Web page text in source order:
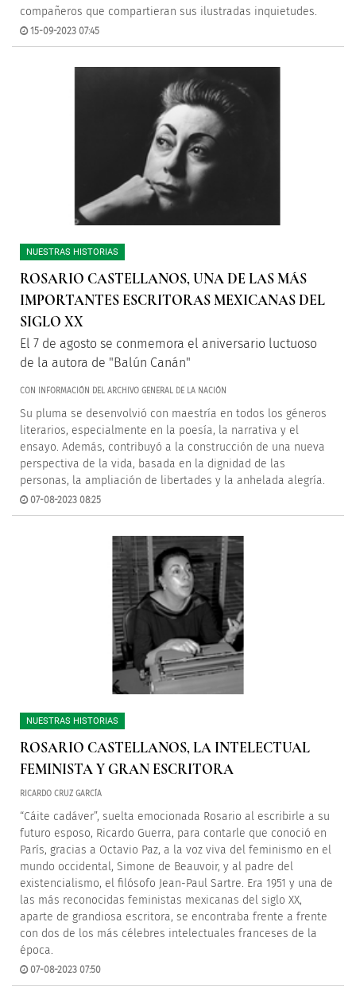
compañeros que compartieran sus ilustradas inquietudes.
15-09-2023 07:45
NUESTRAS HISTORIAS
ROSARIO CASTELLANOS, UNA DE LAS MÁS
IMPORTANTES ESCRITORAS MEXICANAS DEL
SIGLO XX
El 7 de agosto se conmemora el aniversario luctuoso
de la autora de "Balún Canán"
CON INFORMACIÓN DEL ARCHIVO GENERAL DE LA NACIÓN
Su pluma se desenvolvió con maestría en todos los géneros
literarios, especialmente en la poesía, la narrativa y el
ensayo. Además, contribuyó a la construcción de una nueva
perspectiva de la vida, basada en la dignidad de las
personas, la ampliación de libertades y la anhelada alegría.
07-08-2023 08:25
NUESTRAS HISTORIAS
ROSARIO CASTELLANOS, LA INTELECTUAL
FEMINISTA Y GRAN ESCRITORA
RICARDO CRUZ GARCÍA
“Cáite cadáver”, suelta emocionada Rosario al escribirle a su
futuro esposo, Ricardo Guerra, para contarle que conoció en
París, gracias a Octavio Paz, a la voz viva del feminismo en el
mundo occidental, Simone de Beauvoir, y al padre del
existencialismo, el filósofo Jean-Paul Sartre. Era 1951 y una de
las más reconocidas feministas mexicanas del siglo XX,
aparte de grandiosa escritora, se encontraba frente a frente
con dos de los más célebres intelectuales franceses de la
época.
07-08-2023 07:50